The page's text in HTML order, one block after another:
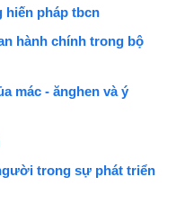
hiến pháp tbcn
hành chính trong bộ
mác - ănghen và ý
trong sự phát triển